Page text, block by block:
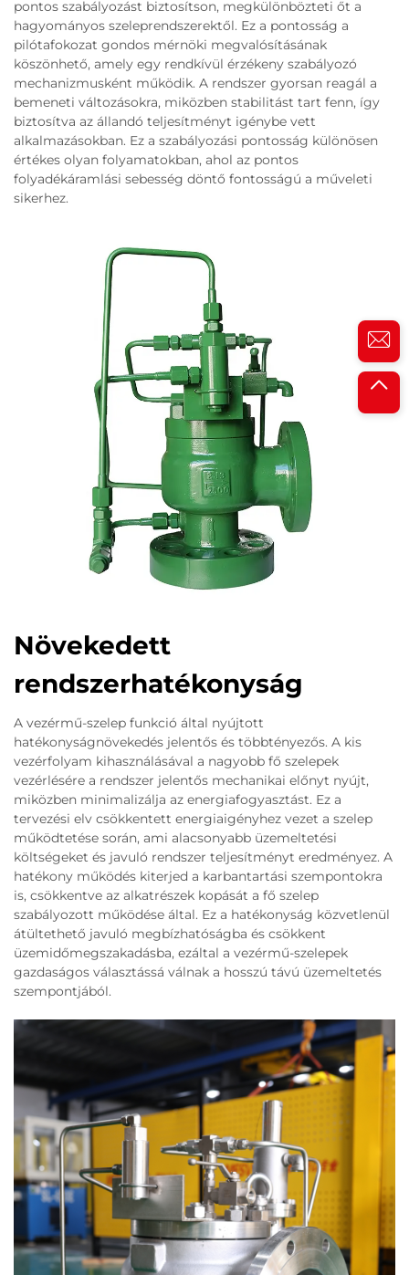
pontos szabályozást biztosítson, megkülönbözteti őt a
hagyományos szeleprendszerektől. Ez a pontosság a
pilótafokozat gondos mérnöki megvalósításának
köszönhető, amely egy rendkívül érzékeny szabályozó
mechanizmusként működik. A rendszer gyorsan reagál a
bemeneti változásokra, miközben stabilitást tart fenn, így
biztosítva az állandó teljesítményt igénybe vett
alkalmazásokban. Ez a szabályozási pontosság különösen
értékes olyan folyamatokban, ahol az pontos
folyadékáramlási sebesség döntő fontosságú a műveleti
sikerhez.
Növekedett
rendszerhatékonyság
A vezérmű-szelep funkció által nyújtott
hatékonyságnövekedés jelentős és többtényezős. A kis
vezérfolyam kihasználásával a nagyobb fő szelepek
vezérlésére a rendszer jelentős mechanikai előnyt nyújt,
miközben minimalizálja az energiafogyasztást. Ez a
tervezési elv csökkentett energiaigényhez vezet a szelep
működtetése során, ami alacsonyabb üzemeltetési
költségeket és javuló rendszer teljesítményt eredményez. A
hatékony működés kiterjed a karbantartási szempontokra
is, csökkentve az alkatrészek kopását a fő szelep
szabályozott működése által. Ez a hatékonyság közvetlenül
átültethető javuló megbízhatóságba és csökkent
üzemidőmegszakadásba, ezáltal a vezérmű-szelepek
gazdaságos választássá válnak a hosszú távú üzemeltetés
szempontjából.